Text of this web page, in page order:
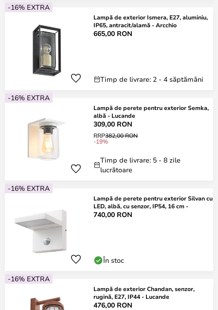
-16% EXTRA
Lampă de exterior Ismera, E27, aluminiu,
IP65, antracit/alamă - Arcchio
665,00 RON
Timp de livrare: 2 - 4 săptămâni
-16% EXTRA
Lampă de perete pentru exterior Semka,
albă - Lucande
309,00 RON
RRP382,00 RON
-19%
Timp de livrare: 5 - 8 zile
lucrătoare
-16% EXTRA
Lampă de perete pentru exterior Silvan cu
LED, albă, cu senzor, IP54, 16 cm -
740,00 RON
În stoc
-16% EXTRA
Lampă de exterior Chandan, senzor,
rugină, E27, IP44 - Lucande
476,00 RON